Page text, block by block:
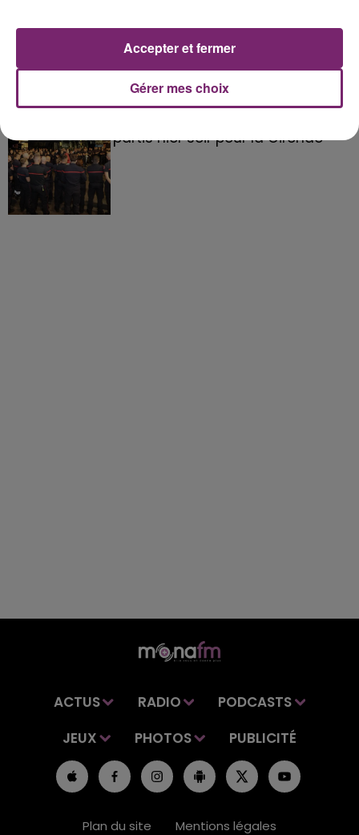
partis hier soir pour la Gironde
ACTUS RADIO
PODCASTS
JEUX
PHOTOS PUBLICITÉ
Plan du site Mentions légales
Gérer mes choix
Accepter et fermer